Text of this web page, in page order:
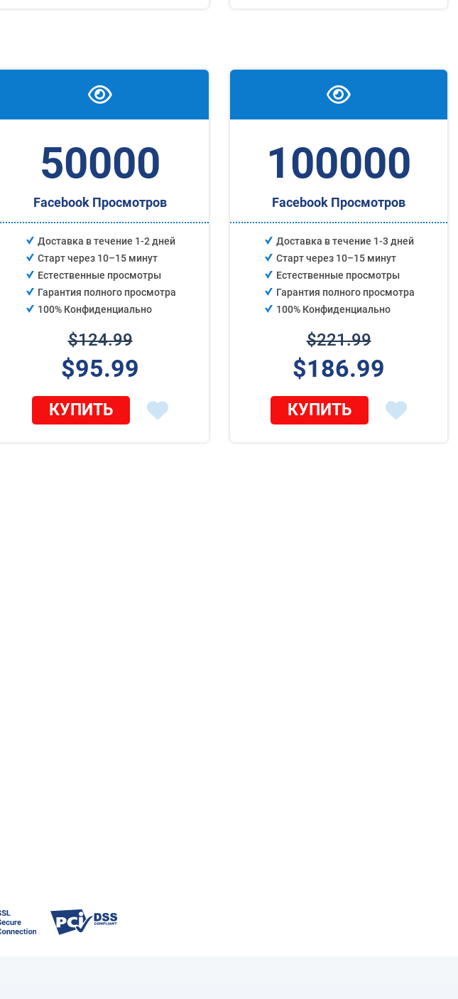
50000
Facebook Просмотров
Доставка в течение 1-2 дней
Старт через 10–15 минут
Естественные просмотры
Гарантия полного просмотра
100% Конфиденциально
$124.99
$95.99
КУПИТЬ
100000
Facebook Просмотров
Доставка в течение 1-3 дней
Старт через 10–15 минут
Естественные просмотры
Гарантия полного просмотра
100% Конфиденциально
$221.99
$186.99
КУПИТЬ